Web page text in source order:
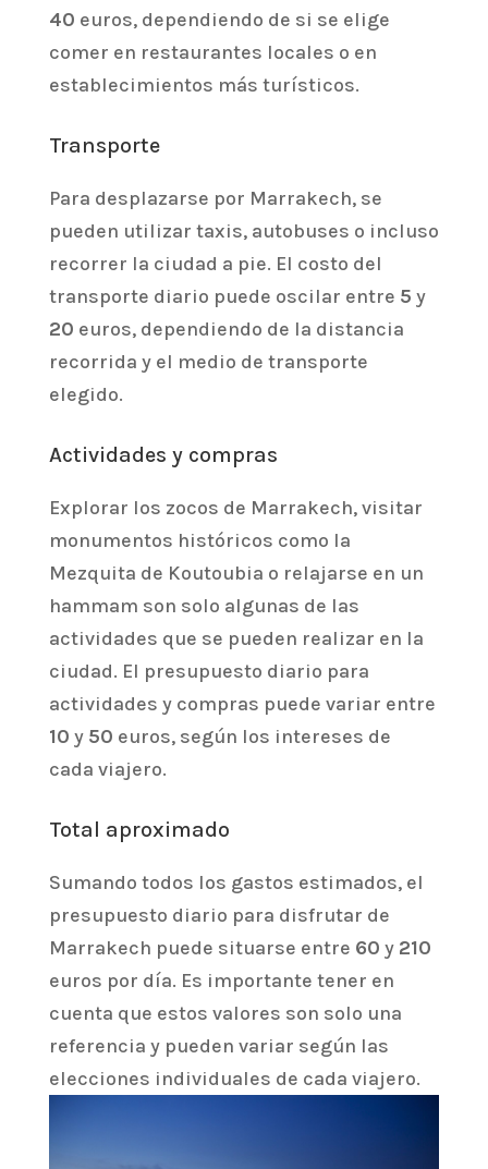
40 euros, dependiendo de si se elige
comer en restaurantes locales o en
establecimientos más turísticos.
Transporte
Para desplazarse por Marrakech, se
pueden utilizar taxis, autobuses o incluso
recorrer la ciudad a pie. El costo del
transporte diario puede oscilar entre 5 y
20 euros, dependiendo de la distancia
recorrida y el medio de transporte
elegido.
Actividades y compras
Explorar los zocos de Marrakech, visitar
monumentos históricos como la
Mezquita de Koutoubia o relajarse en un
hammam son solo algunas de las
actividades que se pueden realizar en la
ciudad. El presupuesto diario para
actividades y compras puede variar entre
10 y 50 euros, según los intereses de
cada viajero.
Total aproximado
Sumando todos los gastos estimados, el
presupuesto diario para disfrutar de
Marrakech puede situarse entre 60 y 210
euros por día. Es importante tener en
cuenta que estos valores son solo una
referencia y pueden variar según las
elecciones individuales de cada viajero.